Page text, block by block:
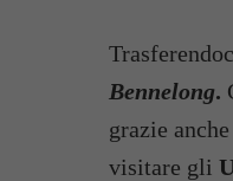
Bennelong.
grazie
visitare gli